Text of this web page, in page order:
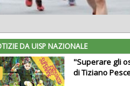
DA UISP NAZIONALE
"Superare gli
di Tiziano